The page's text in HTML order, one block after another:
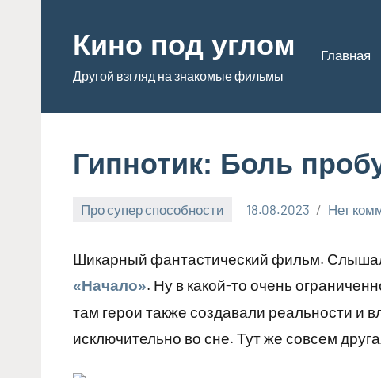
содержимому
Кино под углом
Другой взгляд на знакомые фильмы
Главная
Гипнотик: Боль
Про супер способности 18.08.2023
Admin
Нет
Шикарный фантастический фильм.
«Начало». Ну в какой-то очень
там герои также создавали реальности и
исключительно во сне. Тут же совсем